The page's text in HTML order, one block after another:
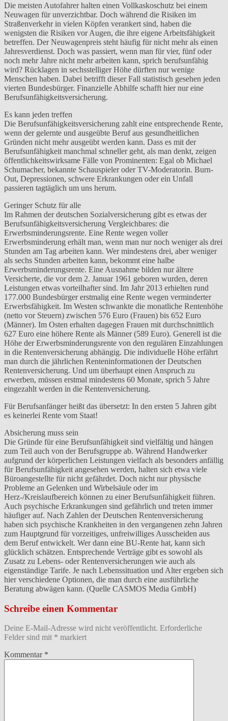
Die meisten Autofahrer halten einen Vollkaskoschutz bei einem
Neuwagen für unverzichtbar. Doch während die Risiken im
Straßenverkehr in vielen Köpfen verankert sind, haben die
wenigsten die Risiken vor Augen, die ihre eigene Arbeitsfähigkeit
betreffen. Der Neuwagenpreis steht häufig für nicht mehr als einen
Jahresverdienst. Doch was passiert, wenn man für vier, fünf oder
noch mehr Jahre nicht mehr arbeiten kann, sprich berufsunfähig
wird? Rücklagen in sechsstelliger Höhe dürften nur wenige
Menschen haben. Dabei betrifft dieser Fall statistisch gesehen jeden
vierten Bundesbürger. Finanzielle Abhilfe schafft hier nur eine
Berufsunfähigkeitsversicherung.
Es kann jeden treffen
Die Berufsunfähigkeitsversicherung zahlt eine entsprechende Rente,
wenn der gelernte und ausgeübte Beruf aus gesundheitlichen
Gründen nicht mehr ausgeübt werden kann. Dass es mit der
Berufsunfähigkeit manchmal schneller geht, als man denkt, zeigen
öffentlichkeitswirksame Fälle von Prominenten: Egal ob Michael
Schumacher, bekannte Schauspieler oder TV-Moderatorin. Burn-
Out, Depressionen, schwere Erkrankungen oder ein Unfall
passieren tagtäglich um uns herum.
Geringer Schutz für alle
Im Rahmen der deutschen Sozialversicherung gibt es etwas der
Berufsunfähigkeitsversicherung Vergleichbares: die
Erwerbsminderungsrente. Eine Rente wegen voller
Erwerbsminderung erhält man, wenn man nur noch weniger als drei
Stunden am Tag arbeiten kann. Wer mindestens drei, aber weniger
als sechs Stunden arbeiten kann, bekommt eine halbe
Erwerbsminderungsrente. Eine Ausnahme bilden nur ältere
Versicherte, die vor dem 2. Januar 1961 geboren wurden, deren
Leistungen etwas vorteilhafter sind. Im Jahr 2013 erhielten rund
177.000 Bundesbürger erstmalig eine Rente wegen verminderter
Erwerbsfähigkeit. Im Westen schwankte die monatliche Rentenhöhe
(netto vor Steuern) zwischen 576 Euro (Frauen) bis 652 Euro
(Männer). Im Osten erhalten dagegen Frauen mit durchschnittlich
627 Euro eine höhere Rente als Männer (589 Euro). Generell ist die
Höhe der Erwerbsminderungsrente von den regulären Einzahlungen
in die Rentenversicherung abhängig. Die individuelle Höhe erfährt
man durch die jährlichen Renteninformationen der Deutschen
Rentenversicherung. Und um überhaupt einen Anspruch zu
erwerben, müssen erstmal mindestens 60 Monate, sprich 5 Jahre
eingezahlt werden in die Rentenversicherung.
Für Berufsanfänger heißt das übersetzt: In den ersten 5 Jahren gibt
es keinerlei Rente vom Staat!
Absicherung muss sein
Die Gründe für eine Berufsunfähigkeit sind vielfältig und hängen
zum Teil auch von der Berufsgruppe ab. Während Handwerker
aufgrund der körperlichen Leistungen vielfach als besonders anfällig
für Berufsunfähigkeit angesehen werden, halten sich etwa viele
Büroangestellte für nicht gefährdet. Doch nicht nur physische
Probleme an Gelenken und Wirbelsäule oder im
Herz-/Kreislaufbereich können zu einer Berufsunfähigkeit führen.
Auch psychische Erkrankungen sind gefährlich und treten immer
häufiger auf. Nach Zahlen der Deutschen Rentenversicherung
haben sich psychische Krankheiten in den vergangenen zehn Jahren
zum Hauptgrund für vorzeitiges, unfreiwilliges Ausscheiden aus
dem Beruf entwickelt. Wer dann eine BU-Rente hat, kann sich
glücklich schätzen. Entsprechende Verträge gibt es sowohl als
Zusatz zu Lebens- oder Rentenversicherungen wie auch als
eigenständige Tarife. Je nach Lebenssituation und Alter ergeben sich
hier verschiedene Optionen, die man durch eine ausführliche
Beratung abwägen kann. (Quelle CASMOS Media GmbH)
Schreibe einen Kommentar
Deine E-Mail-Adresse wird nicht veröffentlicht. Erforderliche
Felder sind mit * markiert
Kommentar *